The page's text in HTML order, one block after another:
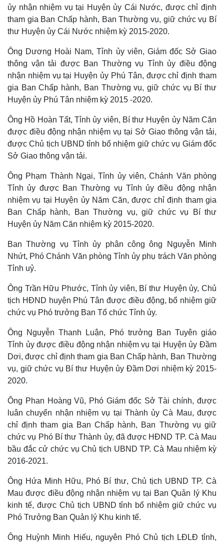
Thế giới
Quan sát
Cuộc sống đó đây
Multimedia
Video
Ảnh
Infographic
Kinh tế
Bất động sản
Khởi nghiệp
Thị trường
Giá vàng
Tiêu dùng
Tỷ giá
ủy nhận nhiệm vụ tại Huyện ủy Cái Nước, được chỉ định
tham gia Ban Chấp hành, Ban Thường vụ, giữ chức vụ Bí
thư Huyện ủy Cái Nước nhiệm kỳ 2015-2020.
Ông Dương Hoài Nam, Tỉnh ủy viên, Giám đốc Sở Giao
thông vận tải được Ban Thường vụ Tỉnh ủy điều động
nhận nhiệm vụ tại Huyện ủy Phú Tân, được chỉ định tham
gia Ban Chấp hành, Ban Thường vụ, giữ chức vụ Bí thư
Huyện ủy Phú Tân nhiệm kỳ 2015 -2020.
Ông Hồ Hoàn Tất, Tỉnh ủy viên, Bí thư Huyện ủy Năm Căn
được điều động nhận nhiệm vụ tại Sở Giao thông vận tải,
được Chủ tịch UBND tỉnh bổ nhiệm giữ chức vụ Giám đốc
Sở Giao thông vận tải.
Ông Phạm Thành Ngại, Tỉnh ủy viên, Chánh Văn phòng
Tỉnh ủy được Ban Thường vụ Tỉnh ủy điều động nhận
nhiệm vụ tại Huyện ủy Năm Căn, được chỉ định tham gia
Ban Chấp hành, Ban Thường vụ, giữ chức vụ Bí thư
Huyện ủy Năm Căn nhiệm kỳ 2015-2020.
Ban Thường vụ Tỉnh ủy phân công ông Nguyễn Minh
Nhứt, Phó Chánh Văn phòng Tỉnh ủy phụ trách Văn phòng
Tỉnh uỷ.
Ông Trần Hữu Phước, Tỉnh ủy viên, Bí thư Huyện ủy, Chủ
tịch HĐND huyện Phú Tân được điều động, bổ nhiệm giữ
chức vụ Phó trưởng Ban Tổ chức Tỉnh ủy.
Ông Nguyễn Thanh Luận, Phó trưởng Ban Tuyên giáo
Tỉnh ủy được điều động nhận nhiệm vụ tại Huyện ủy Đầm
Dơi, được chỉ định tham gia Ban Chấp hành, Ban Thường
vụ, giữ chức vụ Bí thư Huyện ủy Đầm Dơi nhiệm kỳ 2015-
2020.
Ông Phan Hoàng Vũ, Phó Giám đốc Sở Tài chính, được
luân chuyển nhận nhiệm vụ tại Thành ủy Cà Mau, được
chỉ định tham gia Ban Chấp hành, Ban Thường vụ giữ
chức vụ Phó Bí thư Thành ủy, đã được HĐND TP. Cà Mau
bầu đắc cử chức vụ Chủ tịch UBND TP. Cà Mau nhiệm kỳ
2016-2021.
Ông Hứa Minh Hữu, Phó Bí thư, Chủ tịch UBND TP. Cà
Mau được điều động nhận nhiệm vụ tại Ban Quản lý Khu
kinh tế, được Chủ tịch UBND tỉnh bổ nhiệm giữ chức vụ
Phó Trưởng Ban Quản lý Khu kinh tế.
Ông Huỳnh Minh Hiếu, nguyên Phó Chủ tịch LĐLĐ tỉnh,